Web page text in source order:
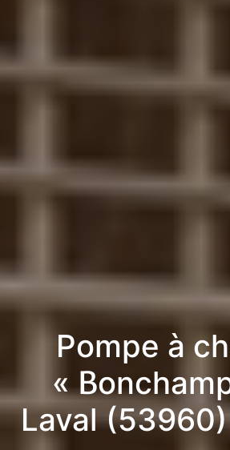
Pompe à
«
Laval